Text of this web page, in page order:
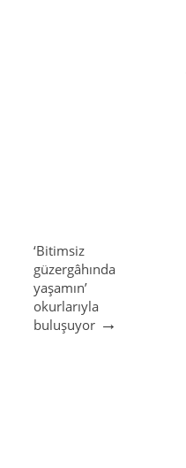
‘Bitimsiz
güzergâhında
yaşamın’
okurlarıyla
buluşuyor →